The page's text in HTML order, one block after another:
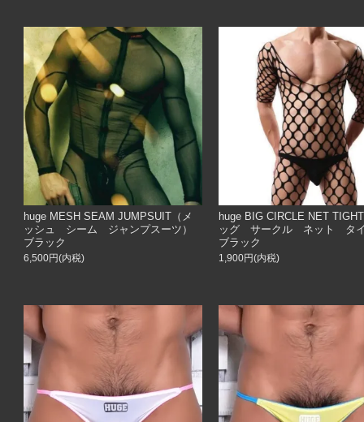
huge MESH SEAM JUMPSUIT（メ
ッシュ シーム ジャンプスーツ）
ブラック
6,500円(内税)
huge BIG CIRCLE NET
ッグ サークル ネット タ
ブラック
1,900円(内税)